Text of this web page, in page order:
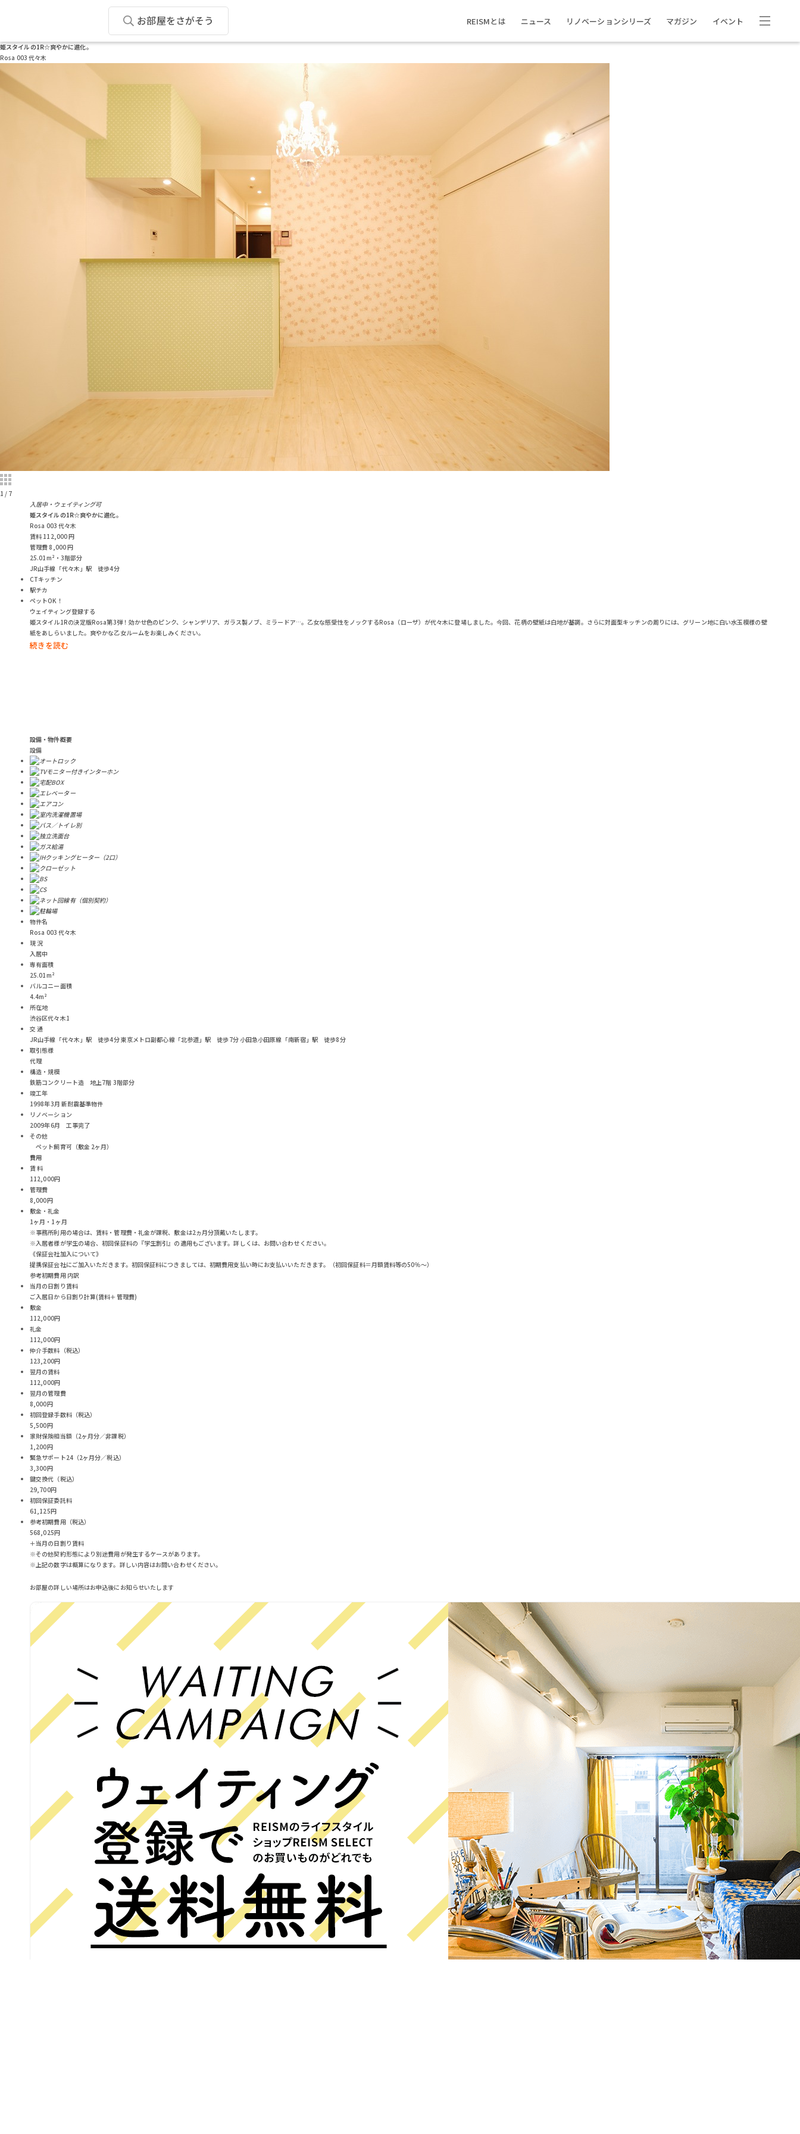
お部屋をさがそう REISMとは ニュース リノベーションシリーズ マガジン イベント
姫スタイルの1R☆爽やかに進化。
Rosa 003 代々木
1 / 7
入居中・ウェイティング可
姫スタイルの1R☆爽やかに進化。
Rosa 003 代々木
賃料 112,000円
管理費 8,000円
25.01m²・3階部分
JR山手線「代々木」駅 徒歩4分
CTキッチン
駅チカ
ペットOK！
ウェイティング登録する
姫スタイル1Rの決定版Rosa第3弾！効かせ色のピンク、シャンデリア、ガラス製ノブ、ミラードア…。乙女な感受性をノックするRosa（ローザ）が代々木に登場しました。今回、花柄の壁紙は白地が基調。さらに対面型キッチンの周りには、グリーン地に白い水玉模様の壁
紙をあしらいました。爽やかな乙女ルームをお楽しみください。
設備・物件概要
設備
物件名
Rosa 003 代々木
現 況
入居中
専有面積
25.01m²
バルコニー面積
4.4m²
所在地
渋谷区代々木1
交 通
JR山手線「代々木」駅 徒歩4分東京メトロ副都心線「北参道」駅 徒歩7分 小田急小田原線「南新宿」駅 徒歩8分
取引態様
代理
構造・規模
鉄筋コンクリート造 地上7階 3階部分
竣工年
1998年3月 新耐震基準物件
リノベーション
2009年6月 工事完了
その他
ペット飼育可（敷金 2ヶ月）
費用
賃 料
112,000円
管理費
8,000円
敷金・礼金
1ヶ月・1ヶ月
※事務所利用の場合は、賃料・管理費・礼金が課税、敷金は2ヵ月分頂戴いたします。
※入居者様が学生の場合、初回保証料の『学生割引』の適用もございます。詳しくは、お問い合わせください。
《保証会社加入について》
提携保証会社にご加入いただきます。初回保証料につきましては、初期費用支払い時にお支払いいただきます。（初回保証料＝月額賃料等の50％～）
参考初期費用 内訳
当月の日割り賃料
ご入居日から日割り計算(賃料＋管理費)
敷金
112,000円
礼金
112,000円
仲介手数料（税込）
123,200円
翌月の賃料
112,000円
翌月の管理費
8,000円
初回登録手数料（税込）
5,500円
家財保険相当額（2ヶ月分／非課税）
1,200円
緊急サポート24（2ヶ月分／税込）
3,300円
鍵交換代（税込）
29,700円
初回保証委託料
61,125円
参考初期費用（税込）
568,025円
＋当月の日割り賃料
※その他契約形態により別途費用が発生するケースがあります。
※上記の数字は概算になります。詳しい内容はお問い合わせください。
お部屋の詳しい場所はお申込後にお知らせいたします